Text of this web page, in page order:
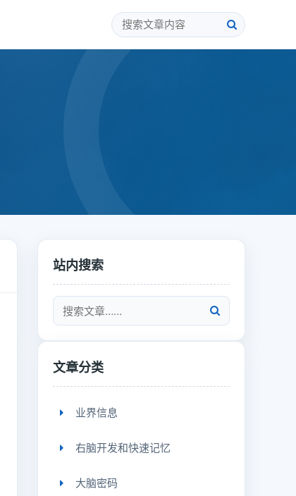
站内搜索
文章分类
业界信息
右脑开发和快速记忆
大脑密码